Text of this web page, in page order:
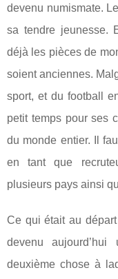
devenu numismate.
sa tendre jeunesse.
déjà les pièces de
soient anciennes.
sport, et du football
petit temps pour ses
du monde entier. Il
en tant que
plusieurs pays ainsi
Ce qui était au
devenu
deuxième chose à